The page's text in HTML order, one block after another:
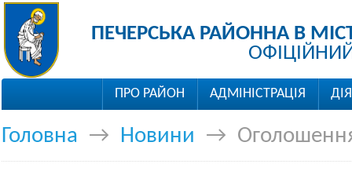
ПЕЧЕРСЬКА РАЙОННА В
ПРО РАЙОН АДМІНІСТРАЦІЯ
Головна → Новини →